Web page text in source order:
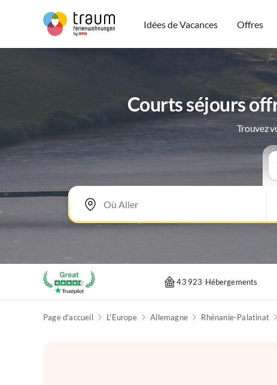
Idées de Vacances Offres
Courts séjours
Trouvez
43 923 Hébergements
Page d'accueil L'Europe Allemagne Rhénanie-Palatinat